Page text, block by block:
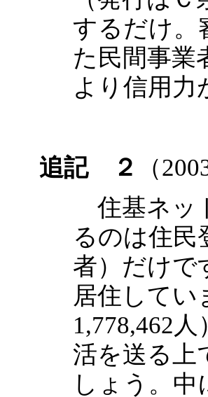
するだけ。
た民間事業
より信用力
追記 ２
（
住基ネッ
るのは住民
者）だけで
居住して
1,778,462
活を送る上
しょう。